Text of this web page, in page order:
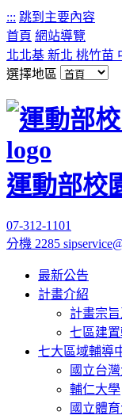
::: 跳到主要內容
首頁 網站導覽
北北基 新北 桃竹苗
選擇地區
運動部校
07-312-1101
分機 2285
最新公告
計畫介紹
計畫宗
七區建
七大區域輔導
國立台
輔仁大學
國立體